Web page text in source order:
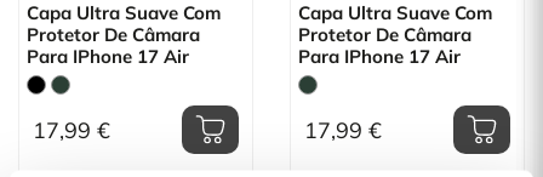
Capa Ultra Suave Com
Protetor De Câmara
Para IPhone 17 Air
17,99 €
Capa Ultra Suave Com
Protetor De Câmara
Para IPhone 17 Air
17,99 €